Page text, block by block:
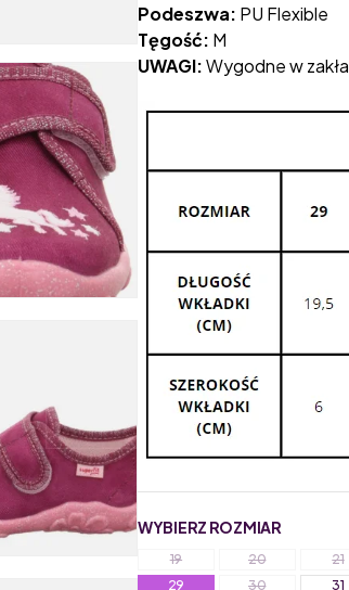
Podeszwa: PU Flexible
Tęgość: M
UWAGI:Wygodne w
WYBIERZ ROZMIAR
19 20 21
29
30 31